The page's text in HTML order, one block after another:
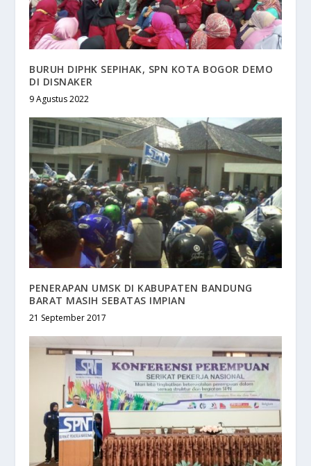
BURUH DIPHK SEPIHAK, SPN KOTA BOGOR DEMO
DI DISNAKER
9 Agustus 2022
PENERAPAN UMSK DI KABUPATEN BANDUNG
BARAT MASIH SEBATAS IMPIAN
21 September 2017